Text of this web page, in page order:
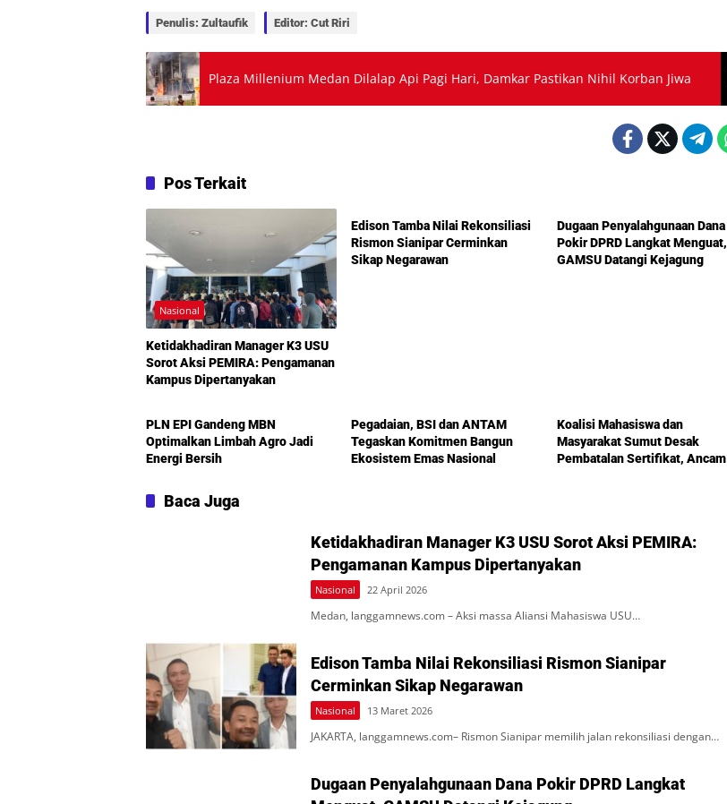
Penulis: Zultaufik Editor: Cut Riri
Plaza Millenium Medan Dilalap Api Pagi Hari, Damkar Pastikan Nihil Korban Jiwa
Pos Terkait
Nasional
Ketidakhadiran Manager K3 USU
Sorot Aksi PEMIRA: Pengamanan
Kampus Dipertanyakan
Edison Tamba Nilai Rekonsiliasi
Rismon Sianipar Cerminkan
Sikap Negarawan
Dugaan Penyalahgunaan Dana
Pokir DPRD Langkat Menguat,
GAMSU Datangi Kejagung
Nasional
PLN EPI Gandeng MBN
Optimalkan Limbah Agro Jadi
Energi Bersih
Pegadaian, BSI dan ANTAM
Tegaskan Komitmen Bangun
Ekosistem Emas Nasional
Koalisi Mahasiswa dan
Masyarakat Sumut Desak
Pembatalan Sertifikat, Ancam
Baca Juga
Ketidakhadiran Manager K3 USU Sorot Aksi PEMIRA:
Pengamanan Kampus Dipertanyakan
Nasional 22 April 2026
Medan, langgamnews.com – Aksi massa Aliansi Mahasiswa USU…
Edison Tamba Nilai Rekonsiliasi Rismon Sianipar
Cerminkan Sikap Negarawan
Nasional 13 Maret 2026
JAKARTA, langgamnews.com– Rismon Sianipar memilih jalan rekonsiliasi dengan…
Dugaan Penyalahgunaan Dana Pokir DPRD Langkat